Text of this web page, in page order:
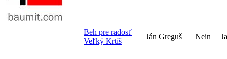
Beh pre radosť
Veľký Krtíš
Ján Greguš Nein Ja